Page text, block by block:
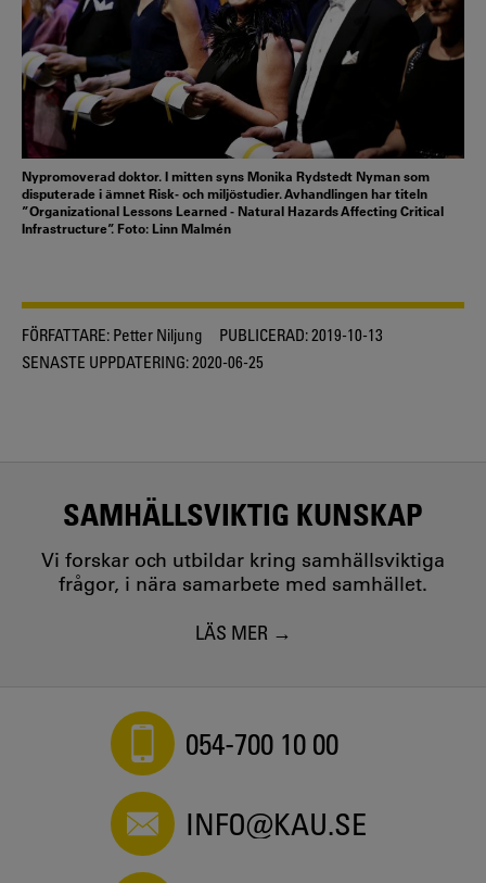
Nypromoverad doktor. I mitten syns Monika Rydstedt Nyman som
disputerade i ämnet Risk- och miljöstudier. Avhandlingen har titeln
”Organizational Lessons Learned - Natural Hazards Affecting Critical
Infrastructure”. Foto: Linn Malmén
FÖRFATTARE: Petter Niljung PUBLICERAD:2019-10-13
SENASTE UPPDATERING:2020-06-25
SAMHÄLLSVIKTIG KUNSKAP
Vi forskar och utbildar kring samhällsviktiga
frågor, i nära samarbete med samhället.
LÄS MER
054-700 10 00
INFO@KAU.SE